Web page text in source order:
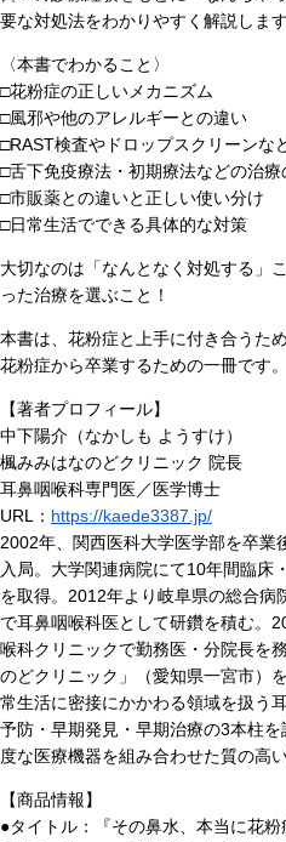
要な対処法をわかりやすく解説します
〈本書でわかること〉
□花粉症の正しいメカニズム
□風邪や他のアレルギーとの違い
□RAST検査やドロップスクリーンな
□舌下免疫療法・初期療法などの治療
□市販薬との違いと正しい使い分け
□日常生活でできる具体的な対策
大切なのは「なんとなく対処する」
った治療を選ぶこと！
本書は、花粉症と上手に付き合うた
花粉症から卒業するための一冊です。
【著者プロフィール】
中下陽介（なかしも ようすけ）
楓みみはなのどクリニック 院長
耳鼻咽喉科専門医／医学博士
URL： https://kaede3387.jp/
2002年、関西医科大学医学部を卒業
入局。大学関連病院にて10年間臨床
を取得。2012年より岐阜県の総合病
で耳鼻咽喉科医として研鑽を積む。
喉科クリニックで勤務医・分院長を
のどクリニック」（愛知県一宮市）
常生活に密接にかかわる領域を扱う
予防・早期発見・早期治療の3本柱
度な医療機器を組み合わせた質の高
【商品情報】
●タイトル：『その鼻水、本当に花